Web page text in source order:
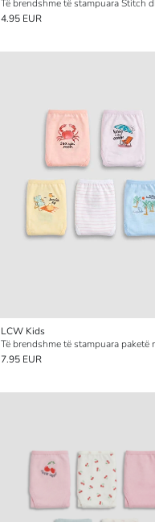
4.95 EUR
LCW Kids
7.95 EUR